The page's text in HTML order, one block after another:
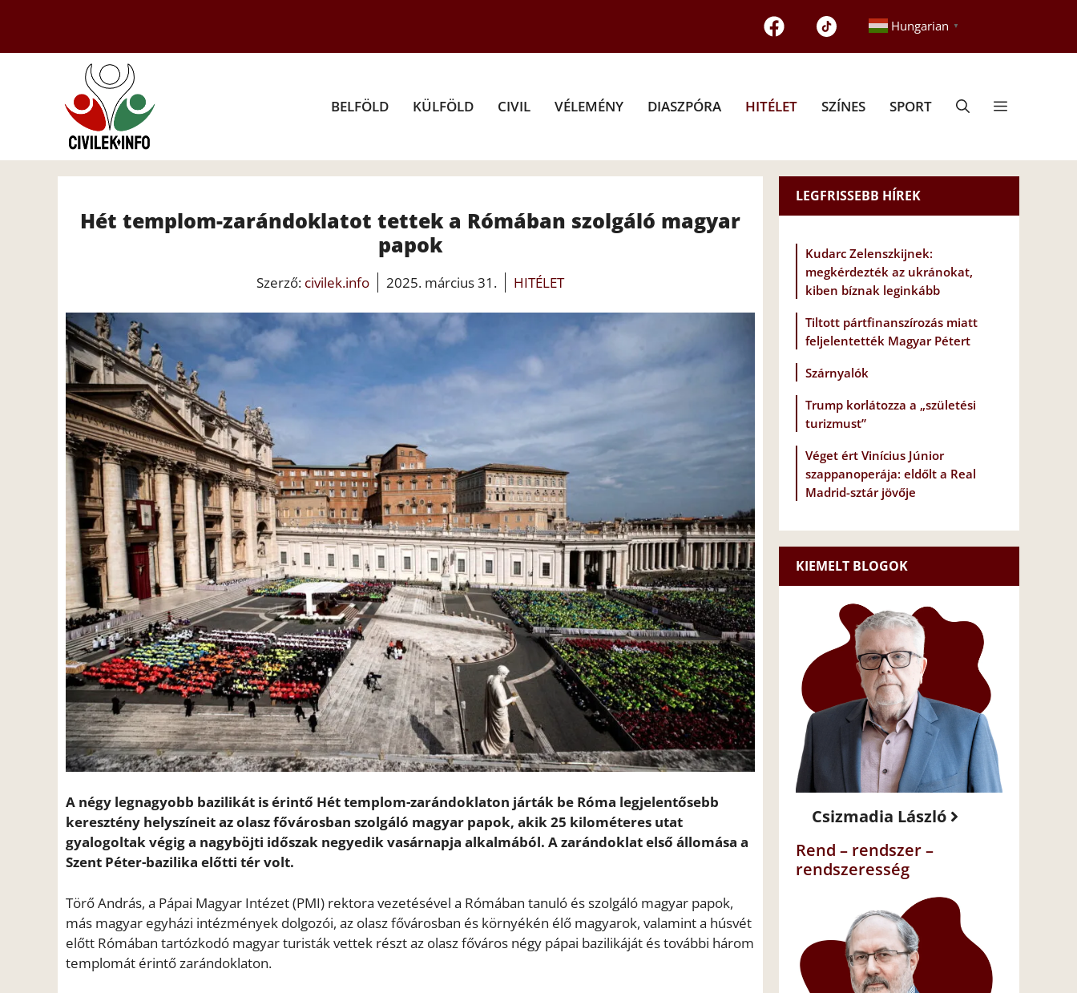
tartalomba
Hungarian ▼
BELFÖLD KÜLFÖLD CIVIL VÉLEMÉNY DIASZPÓRA HITÉLET SZÍNES SPORT
Hét templom-zarándoklatot tettek a Rómában szolgáló magyar
papok
Szerző: civilek.info 2025. március 31. HITÉLET
A négy legnagyobb bazilikát is érintő Hét templom-zarándoklaton járták be Róma legjelentősebb
keresztény helyszíneit az olasz fővárosban szolgáló magyar papok, akik 25 kilométeres utat
gyalogoltak végig a nagyböjti időszak negyedik vasárnapja alkalmából. A zarándoklat első állomása a
Szent Péter-bazilika előtti tér volt.
Törő András, a Pápai Magyar Intézet (PMI) rektora vezetésével a Rómában tanuló és szolgáló magyar papok,
más magyar egyházi intézmények dolgozói, az olasz fővárosban és környékén élő magyarok, valamint a húsvét
előtt Rómában tartózkodó magyar turisták vettek részt az olasz főváros négy pápai bazilikáját és további három
templomát érintő zarándoklaton.
LEGFRISSEBB HÍREK
Kudarc Zelenszkijnek:
megkérdezték az ukránokat,
kiben bíznak leginkább
Tiltott pártfinanszírozás miatt
feljelentették Magyar Pétert
Szárnyalók
Trump korlátozza a „születési
turizmust”
Véget ért Vinícius Júnior
szappanoperája: eldőlt a Real
Madrid-sztár jövője
KIEMELT BLOGOK
Csizmadia László
Rend – rendszer –
rendszeresség